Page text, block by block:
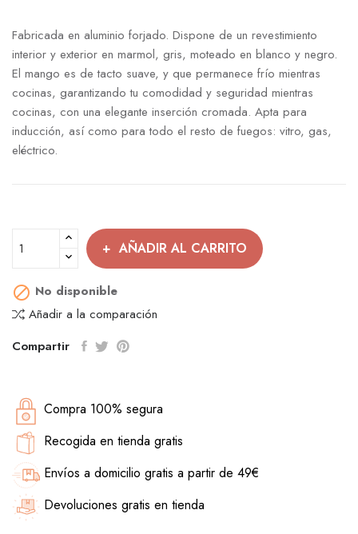
Fabricada en aluminio forjado. Dispone de un revestimiento
interior y exterior en marmol, gris, moteado en blanco y negro.
El mango es de tacto suave, y que permanece frío mientras
cocinas, garantizando tu comodidad y seguridad mientras
cocinas, con una elegante inserción cromada. Apta para
inducción, así como para todo el resto de fuegos: vitro, gas,
eléctrico.
AÑADIR AL CARRITO
 No disponible
Añadir a la comparación
Compartir
Compra 100% segura
Recogida en tienda gratis
Envíos a domicilio gratis a partir de 49€
Devoluciones gratis en tienda